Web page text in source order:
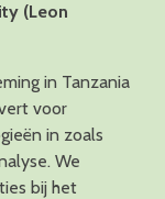
(Leon
in Tanzania
voor
in zoals
We
bij het